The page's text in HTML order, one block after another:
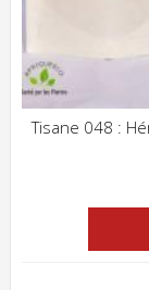
Tisane 048 :